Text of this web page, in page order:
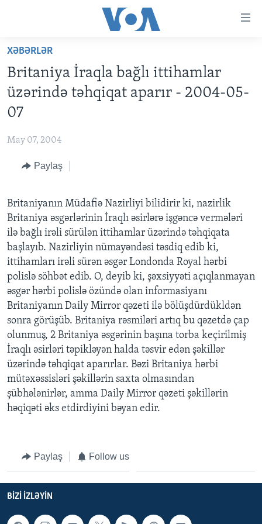
Skip
main
content
Skip
main
Navigation
PROQRAMLAR
AMERIKA İCMALI
FAKTLAR NƏ DEYIR?
AZƏRBAYCAN
UKRAYNA BÖHRANI
İSRAIL-HƏMAS MÜNAQIŞƏSI
ABŞ
ABŞ SEÇKILƏRI 2024
İRAN AZƏRBAYCANI
MEDIA AZADLIĞI
BAŞ MƏQALƏ
LEARNING ENGLISH
BIZI IZLƏYIN
Dillər
XƏBƏRLƏR
Britaniya İraqla bağlı ittihamlar
üzərində təhqiqat aparır - 2004-05-
07
May 07, 2004
Paylaş
Britaniyanın Müdafiə Nazirliyi bilidirir ki, nazirlik
Britaniya əsgərlərinin İraqlı əsirlərə işgəncə vermələri
ilə bağlı irəli sürülən ittihamlar üzərində təhqiqata
başlayıb. Nazirliyin nümayəndəsi təsdiq edib ki,
ittihamları irəli sürən əsgər Londonda Royal hərbi
polislə söhbət edib. O, deyib ki, şəxsiyyəti açıqlanmayan
əsgər hərbi polislə özündə olan informasiyanı
Britaniyanın Daily Mirror qəzeti ilə bölüşdürdükldən
sonra görüşüb. Britaniya rəsmiləri artıq bu qəzetdə çap
olunmuş, 2 Britaniya əsgərinin başına torba keçirilmiş
İraqlı əsirləri təpikləyən halda təsvir edən şəkillər
üzərində təhqiqat aparırlar. Bəzi Britaniya hərbi
mütəxəssisləri şəkillərin saxta olmasından
şübhələnirlər, amma Daily Mirror qəzeti şəkillərin
həqiqəti əks etdirdiyini bəyan edir.
Paylaş Follow us
BIZI IZLƏYIN